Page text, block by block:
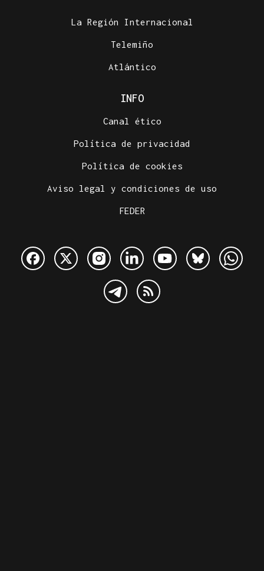
La Región Internacional
Telemiño
Atlántico
INFO
Canal ético
Política de privacidad
Política de cookies
Aviso legal y condiciones de uso
FEDER